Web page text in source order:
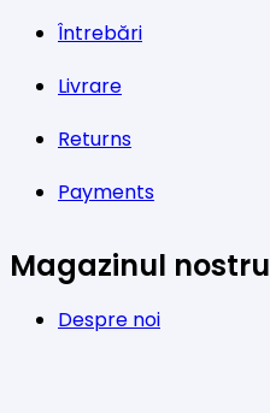
Întrebări
Livrare
Returns
Payments
Magazinul nostru
Despre noi